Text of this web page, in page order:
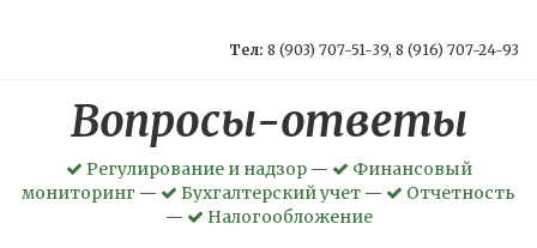
Тел: 8 (903) 707-51-39, 8 (916) 707-24-93
Вопросы-ответы
Регулирование и надзор—
Финансовый
мониторинг — Бухгалтерский учет —
Отчетность
—
Налогообложение